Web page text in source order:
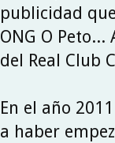
publicidad
ONG O
del Real Club
En el año
a haber